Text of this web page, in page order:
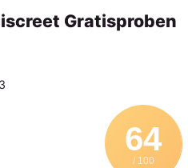
Gratisproben
64
/ 100